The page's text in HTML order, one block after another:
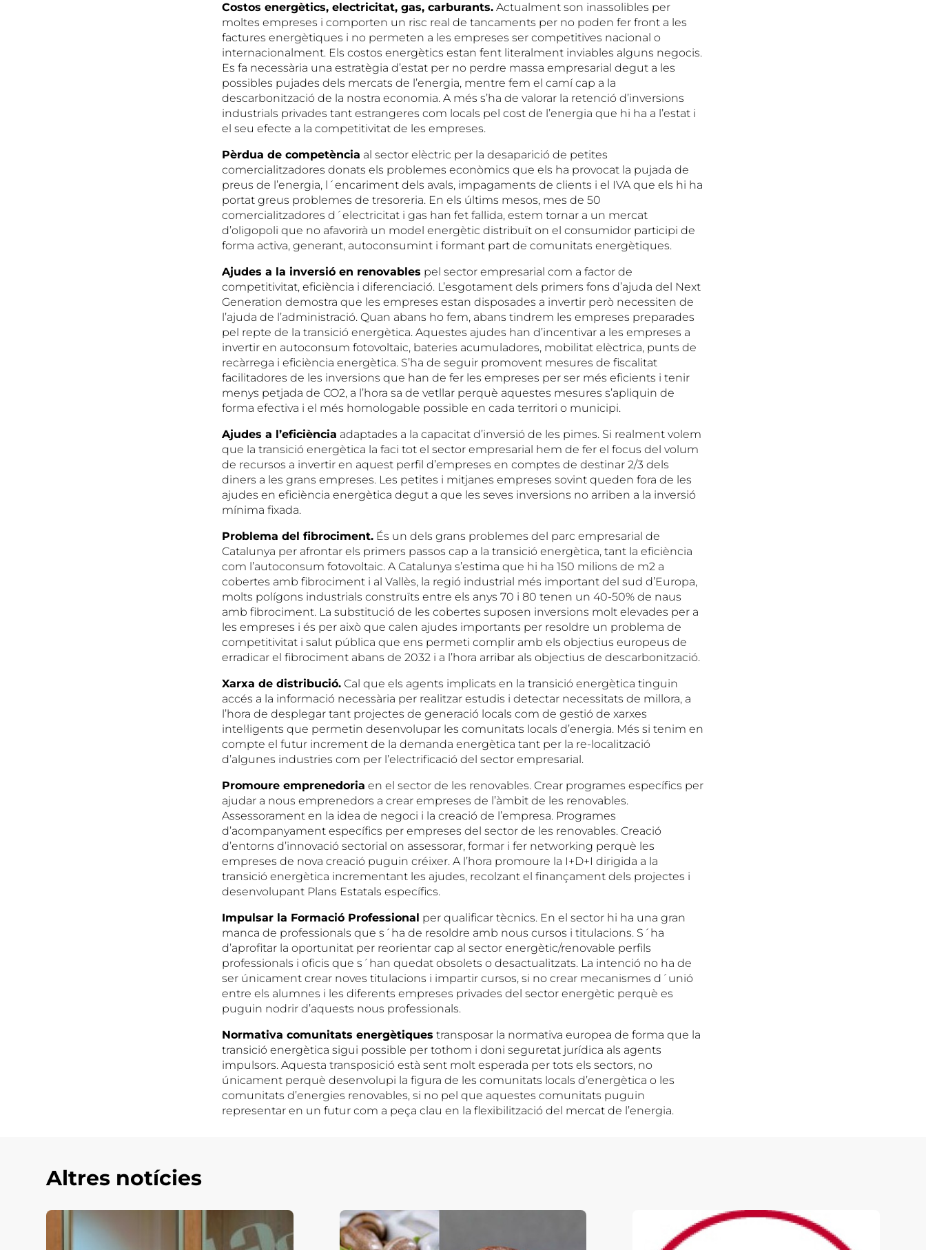
Costos energètics, electricitat, gas, carburants. Actualment son inassolibles per
moltes empreses i comporten un risc real de tancaments per no poden fer front a les
factures energètiques i no permeten a les empreses ser competitives nacional o
internacionalment. Els costos energètics estan fent literalment inviables alguns negocis.
Es fa necessària una estratègia d’estat per no perdre massa empresarial degut a les
possibles pujades dels mercats de l’energia, mentre fem el camí cap a la
descarbonització de la nostra economia. A més s’ha de valorar la retenció d’inversions
industrials privades tant estrangeres com locals pel cost de l’energia que hi ha a l’estat i
el seu efecte a la competitivitat de les empreses.
Pèrdua de competència al sector elèctric per la desaparició de petites
comercialitzadores donats els problemes econòmics que els ha provocat la pujada de
preus de l’energia, l´encariment dels avals, impagaments de clients i el IVA que els hi ha
portat greus problemes de tresoreria. En els últims mesos, mes de 50
comercialitzadores d´electricitat i gas han fet fallida, estem tornar a un mercat
d’oligopoli que no afavorirà un model energètic distribuït on el consumidor participi de
forma activa, generant, autoconsumint i formant part de comunitats energètiques.
Ajudes a la inversió en renovables pel sector empresarial com a factor de
competitivitat, eficiència i diferenciació. L’esgotament dels primers fons d’ajuda del Next
Generation demostra que les empreses estan disposades a invertir però necessiten de
l’ajuda de l’administració. Quan abans ho fem, abans tindrem les empreses preparades
pel repte de la transició energètica. Aquestes ajudes han d’incentivar a les empreses a
invertir en autoconsum fotovoltaic, bateries acumuladores, mobilitat elèctrica, punts de
recàrrega i eficiència energètica. S’ha de seguir promovent mesures de fiscalitat
facilitadores de les inversions que han de fer les empreses per ser més eficients i tenir
menys petjada de CO2, a l’hora sa de vetllar perquè aquestes mesures s’apliquin de
forma efectiva i el més homologable possible en cada territori o municipi.
Ajudes a l’eficiència adaptades a la capacitat d’inversió de les pimes. Si realment volem
que la transició energètica la faci tot el sector empresarial hem de fer el focus del volum
de recursos a invertir en aquest perfil d’empreses en comptes de destinar 2/3 dels
diners a les grans empreses. Les petites i mitjanes empreses sovint queden fora de les
ajudes en eficiència energètica degut a que les seves inversions no arriben a la inversió
mínima fixada.
Problema del fibrociment. És un dels grans problemes del parc empresarial de
Catalunya per afrontar els primers passos cap a la transició energètica, tant la eficiència
com l’autoconsum fotovoltaic. A Catalunya s’estima que hi ha 150 milions de m2 a
cobertes amb fibrociment i al Vallès, la regió industrial més important del sud d’Europa,
molts polígons industrials construïts entre els anys 70 i 80 tenen un 40-50% de naus
amb fibrociment. La substitució de les cobertes suposen inversions molt elevades per a
les empreses i és per això que calen ajudes importants per resoldre un problema de
competitivitat i salut pública que ens permeti complir amb els objectius europeus de
erradicar el fibrociment abans de 2032 i a l’hora arribar als objectius de descarbonització.
Xarxa de distribució. Cal que els agents implicats en la transició energètica tinguin
accés a la informació necessària per realitzar estudis i detectar necessitats de millora, a
l’hora de desplegar tant projectes de generació locals com de gestió de xarxes
intel·ligents que permetin desenvolupar les comunitats locals d’energia. Més si tenim en
compte el futur increment de la demanda energètica tant per la re-localització
d’algunes industries com per l’electrificació del sector empresarial.
Promoure emprenedoria en el sector de les renovables. Crear programes específics per
ajudar a nous emprenedors a crear empreses de l’àmbit de les renovables.
Assessorament en la idea de negoci i la creació de l’empresa. Programes
d’acompanyament específics per empreses del sector de les renovables. Creació
d’entorns d’innovació sectorial on assessorar, formar i fer networking perquè les
empreses de nova creació puguin créixer. A l’hora promoure la I+D+I dirigida a la
transició energètica incrementant les ajudes, recolzant el finançament dels projectes i
desenvolupant Plans Estatals específics.
Impulsar la Formació Professional per qualificar tècnics. En el sector hi ha una gran
manca de professionals que s´ha de resoldre amb nous cursos i titulacions. S´ha
d’aprofitar la oportunitat per reorientar cap al sector energètic/renovable perfils
professionals i oficis que s´han quedat obsolets o desactualitzats. La intenció no ha de
ser únicament crear noves titulacions i impartir cursos, si no crear mecanismes d´unió
entre els alumnes i les diferents empreses privades del sector energètic perquè es
puguin nodrir d’aquests nous professionals.
Normativa comunitats energètiques transposar la normativa europea de forma que la
transició energètica sigui possible per tothom i doni seguretat jurídica als agents
impulsors. Aquesta transposició està sent molt esperada per tots els sectors, no
únicament perquè desenvolupi la figura de les comunitats locals d’energètica o les
comunitats d’energies renovables, si no pel que aquestes comunitats puguin
representar en un futur com a peça clau en la flexibilització del mercat de l’energia.
Altres notícies